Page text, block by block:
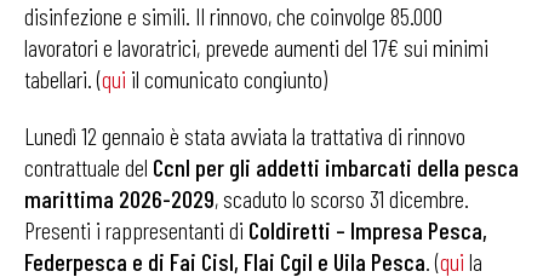
disinfezione e simili. Il rinnovo, che coinvolge 85.000
lavoratori e lavoratrici, prevede aumenti del 17€ sui minimi
tabellari. (qui il comunicato congiunto)
Lunedì 12 gennaio è stata avviata la trattativa di rinnovo
contrattuale del Ccnl per gli addetti imbarcati della pesca
marittima 2026-2029, scaduto lo scorso 31 dicembre.
Presenti i rappresentanti di Coldiretti – Impresa Pesca,
Federpesca e di Fai Cisl, Flai Cgil e Uila Pesca. (qui la